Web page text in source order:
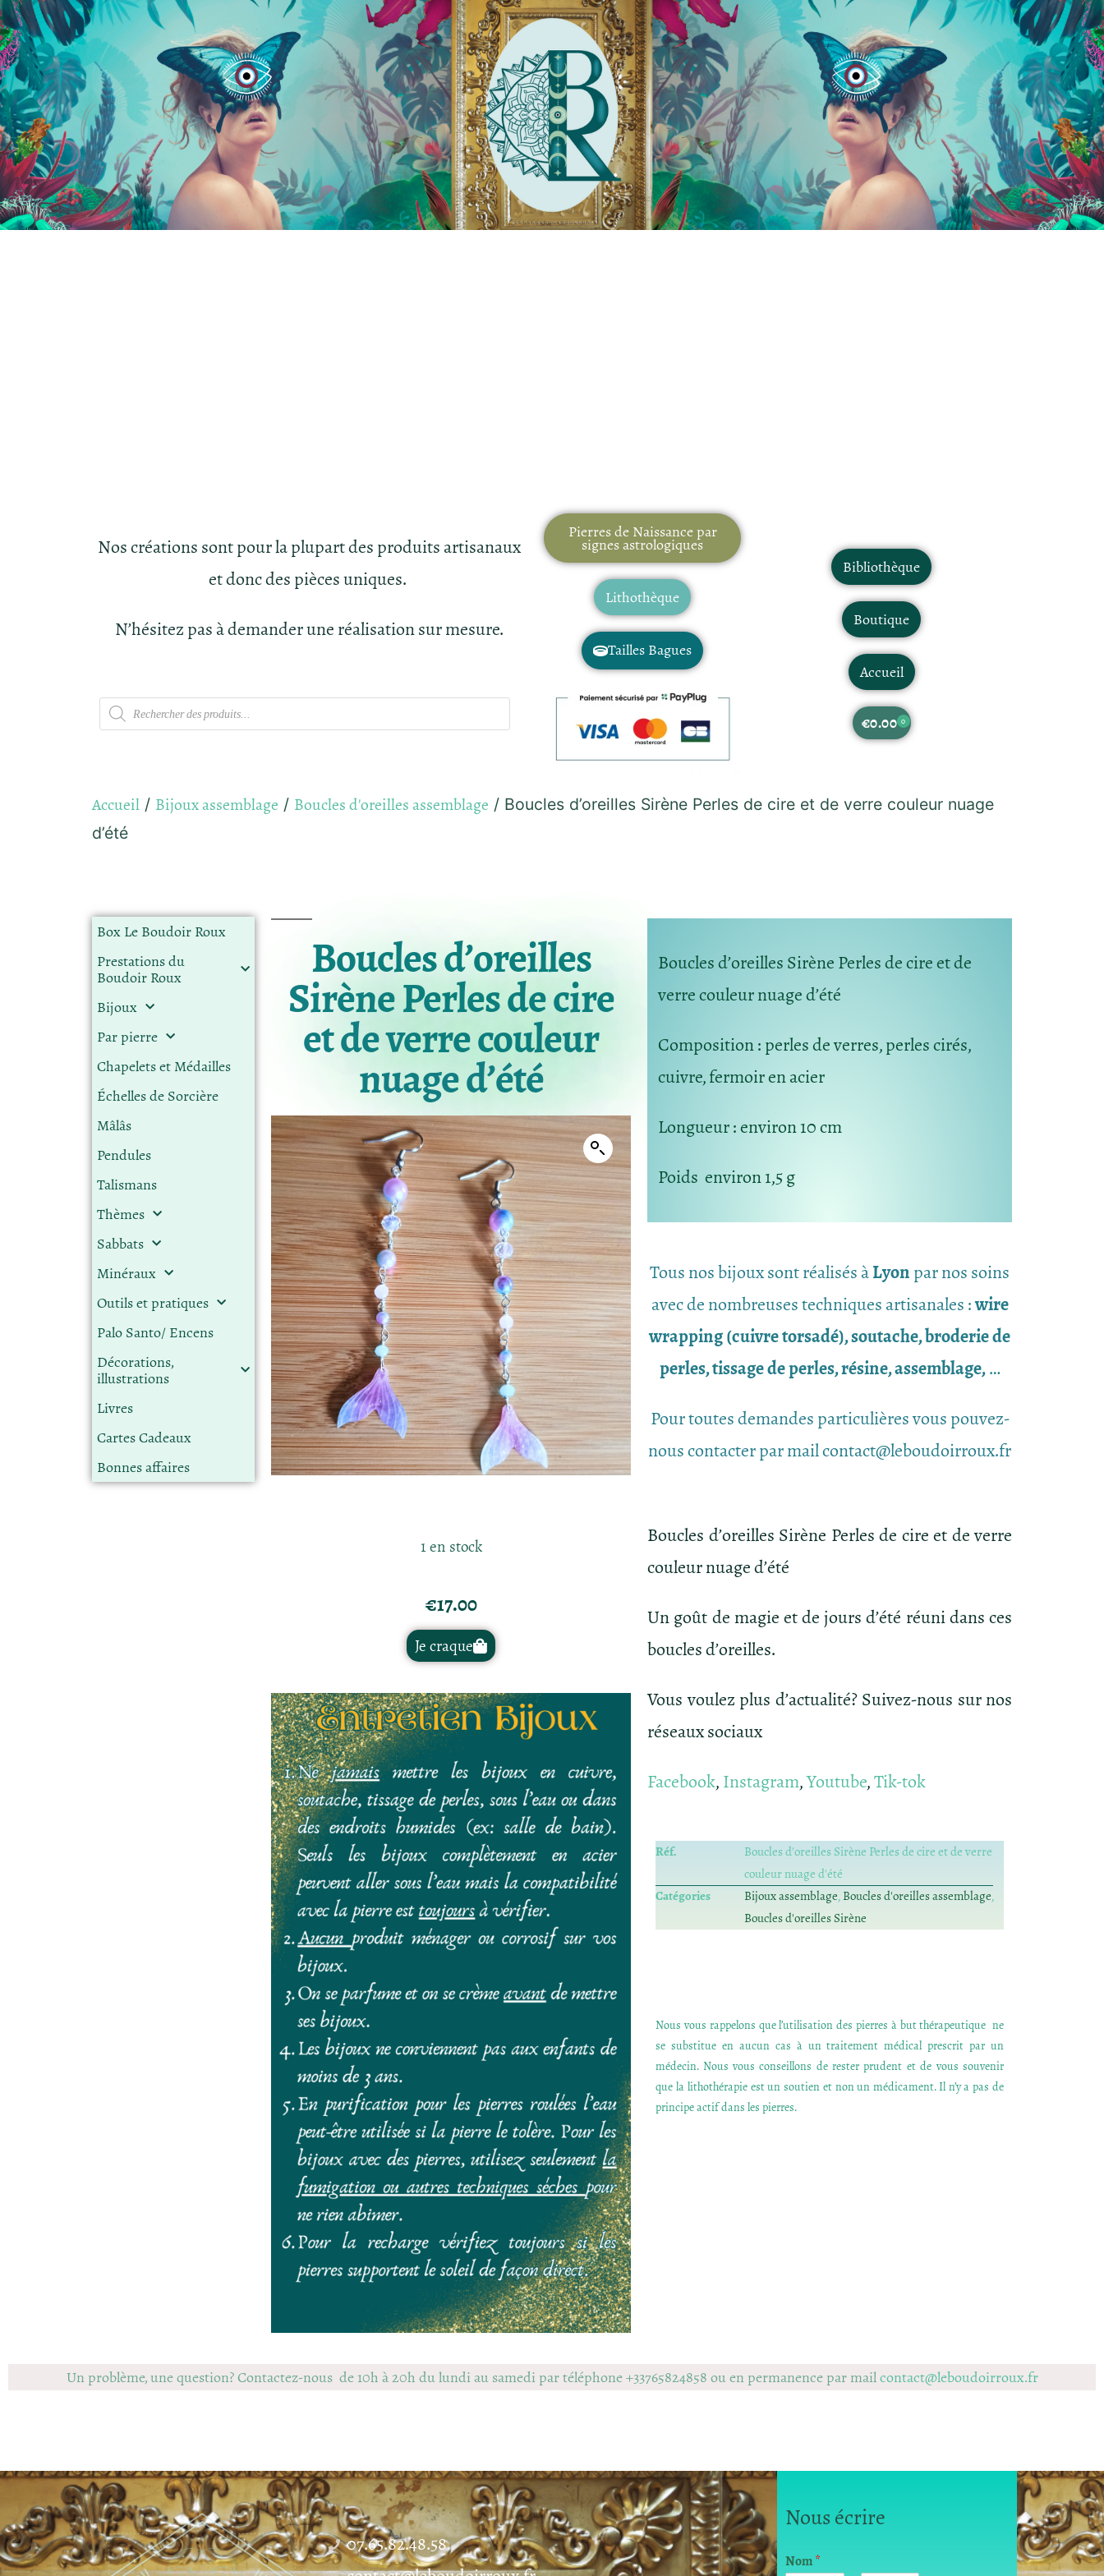
Nos créations sont pour la plupart des produits artisanaux
et donc des pièces uniques.
N’hésitez pas à demander une réalisation sur mesure.
Pierres de Naissance par
signes astrologiques
Lithothèque
Tailles Bagues
Bibliothèque
Boutique
Accueil
€0.00 0
Accueil / Bijoux assemblage / Boucles d'oreilles assemblage / Boucles d’oreilles Sirène Perles de cire et de verre couleur nuage
d’été
Box Le Boudoir Roux
Prestations du
Boudoir Roux
Bijoux
Par pierre
Chapelets et Médailles
Échelles de Sorcière
Mâlâs
Pendules
Talismans
Thèmes
Sabbats
Minéraux
Outils et pratiques
Palo Santo/ Encens
Décorations,
illustrations
Livres
Cartes Cadeaux
Bonnes affaires
Boucles d’oreilles
Sirène Perles de cire
et de verre couleur
nuage d’été
1 en stock
€17.00
Je craque
Boucles d’oreilles Sirène Perles de cire et de
verre couleur nuage d’été
Composition: perles de verres, perles cirés,
cuivre, fermoir en acier
Longueur: environ 10 cm
Poids environ 1,5 g
Tous nos bijoux sont réalisés àLyonpar nos soins
avec de nombreuses techniques artisanales :wire
wrapping (cuivre torsadé), soutache, broderie de
perles, tissage de perles, résine, assemblage,…
Pour toutes demandes particulières vous pouvez-
nous contacter par mail contact@leboudoirroux.fr
Boucles d’oreilles Sirène Perles de cire et de verre
couleur nuage d’été
Un goût de magie et de jours d’été réuni dans ces
boucles d’oreilles.
Vous voulez plus d’actualité? Suivez-nous sur nos
réseaux sociaux
Facebook,Instagram,Youtube,Tik-tok
Réf.
Boucles d'oreilles Sirène Perles de cire et de verre
couleur nuage d'été
Catégories
Bijoux assemblage,Boucles d'oreilles assemblage,
Boucles d'oreilles Sirène
Nous vous rappelons que l’utilisation des pierres à but thérapeutique ne
se substitue en aucun cas à un traitement médical prescrit par un
médecin. Nous vous conseillons de rester prudent et de vous souvenir
que la lithothérapie est un soutien et non un médicament. Il n’y a pas de
principe actif dans les pierres.
Un problème, une question? Contactez-nous de 10h à 20h du lundi au samedi par téléphone +33765824858 ou en permanence par mailcontact@leboudoirroux.fr
07.65.82.48.58
Nous écrire
*
m
Nom*